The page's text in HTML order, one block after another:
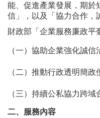
能、促進產業發展，期於
信」，以及「協力合作，
財政部「企業服務廉政平
（一） 協助企業強化誠信
（二） 推動行政透明簡政
（三） 持續公私協力跨域
二、服務內容